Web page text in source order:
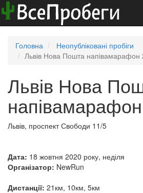
Головна
Неопубліковані пробіги
Львів Нова Пошта напівамарафон
Львів Нова
напівамарафон
Львів, проспект Свободи 11/5
Дата: 18 жовтня 2020 року, неділя
Організатор: NewRun
Дистанції: 21км, 10км, 5км